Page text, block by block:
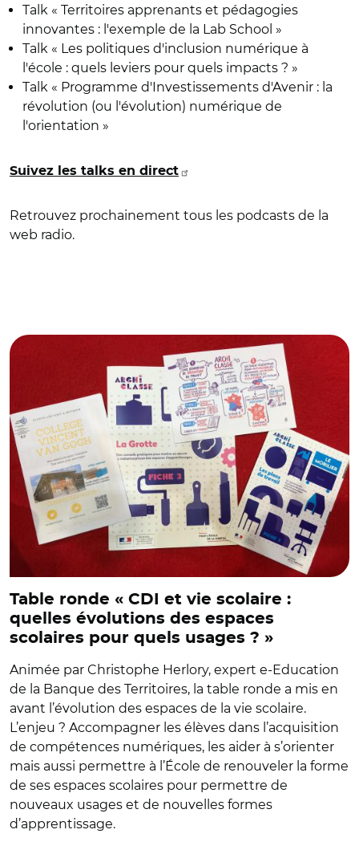
Talk « Territoires apprenants et pédagogies
innovantes : l'exemple de la Lab School »
Talk « Les politiques d'inclusion numérique à
l'école : quels leviers pour quels impacts ? »
Talk « Programme d'Investissements d'Avenir : la
révolution (ou l'évolution) numérique de
l'orientation »
Suivez les talks en direct
Retrouvez prochainement tous les podcasts de la
web radio.
Table ronde « CDI et vie scolaire :
quelles évolutions des espaces
scolaires pour quels usages ? »
Animée par Christophe Herlory, expert e-Education
de la Banque des Territoires, la table ronde a mis en
avant l’évolution des espaces de la vie scolaire.
L’enjeu ? Accompagner les élèves dans l’acquisition
de compétences numériques, les aider à s’orienter
mais aussi permettre à l’École de renouveler la forme
de ses espaces scolaires pour permettre de
nouveaux usages et de nouvelles formes
d’apprentissage.